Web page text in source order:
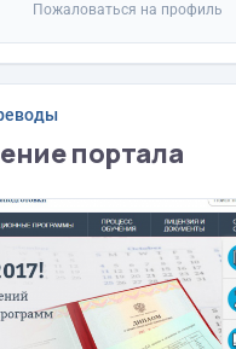
Пожаловаться на профиль
портала